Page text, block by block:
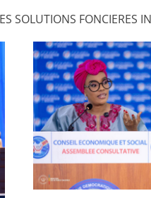
SOLUTIONS FONCIERES